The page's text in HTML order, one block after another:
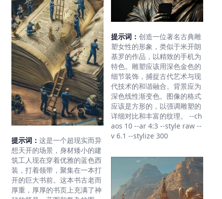
提示词： 这是一个超现实而异
想天开的场景，身材矮小的建
筑工人现在穿着优雅的蓝色西
装，打着领带，聚集在一本打
开的巨大书前。这本书古老而
厚重，厚厚的书页上充满了神
提示词： 创造一位著名古典雕
塑女性的形象，类似于米开朗
基罗的作品，以精致的手机为
特色。雕塑应该用深色金色的
细节装饰，捕捉古代艺术与现
代技术的和谐融合。背景应为
深色线性渐变色。图像的格式
应该是方形的，以强调雕塑的
详细对比和丰富的纹理。 --ch
aos 10 --ar 4:3 --style raw --
v 6.1 --stylize 300